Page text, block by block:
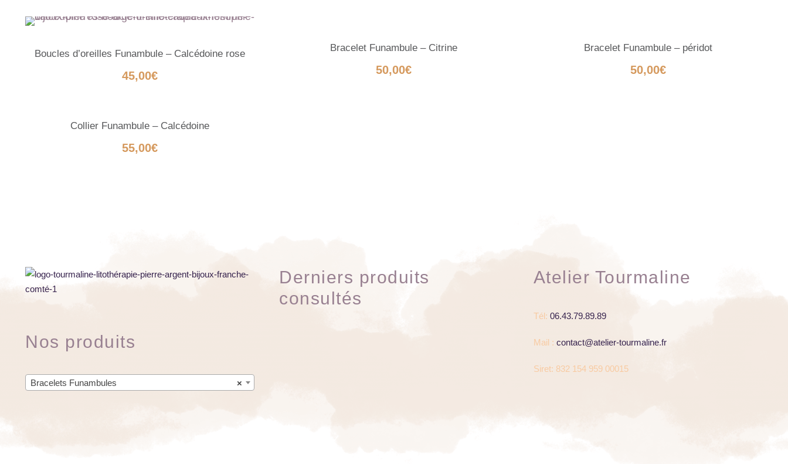
Boucles d’oreilles Funambule – Calcédoine rose
45,00€
Bracelet Funambule – Citrine
50,00€
Bracelet Funambule – péridot
50,00€
Collier Funambule – Calcédoine
55,00€
Nos produits
×
Bracelets Funambules
Derniers produits
consultés
Atelier Tourmaline
Tél: 06.43.79.89.89
Mail : contact@atelier-tourmaline.fr
Siret: 832 154 959 00015